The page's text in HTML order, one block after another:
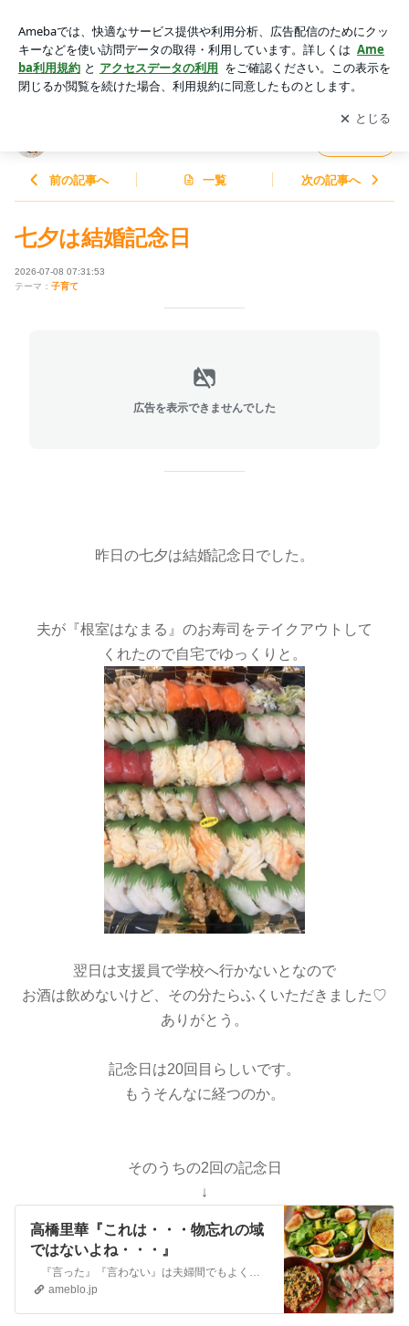
ered by Ameba
アプリをダウンロードして ブログの更新通知
を受け取りまし
ょう。
開く
前の記事へ 一覧 次の記事へ
七夕は結婚記念日
2026-07-08 07:31:53
テーマ： 子育て
広告を表示できませんでした
昨日の七夕は結婚記念日でした。
夫が『根室はなまる』のお寿司をテイクアウトして
くれたので自宅でゆっくりと。
翌日は支援員で学校へ行かないとなので
お酒は飲めないけど、その分たらふくいただきました♡
ありがとう。
記念日は20回目らしいです。
もうそんなに経つのか。
そのうちの2回の記念日
↓
高橋里華『これは・・・物忘れの域
ではないよね・・・』
ameblo.jp